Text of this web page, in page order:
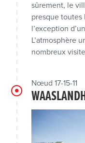
sûrement, le
presque toutes
l’exception
L’atmosphère
nombreux
Nœud 17-15-11